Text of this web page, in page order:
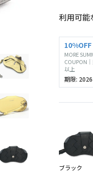
ブラック
利用可能
10%OFF
MORE
COUPON
以上
期限:
ブラック